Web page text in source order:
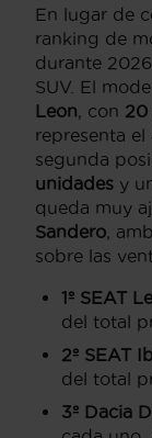
En lugar de
ranking de
durante
SUV. El
Leon , con 20
representa el
segunda
unidades y
queda muy
Sandero ,
sobre las
1º SEAT
del total
2º SEAT
del total
3º Dacia